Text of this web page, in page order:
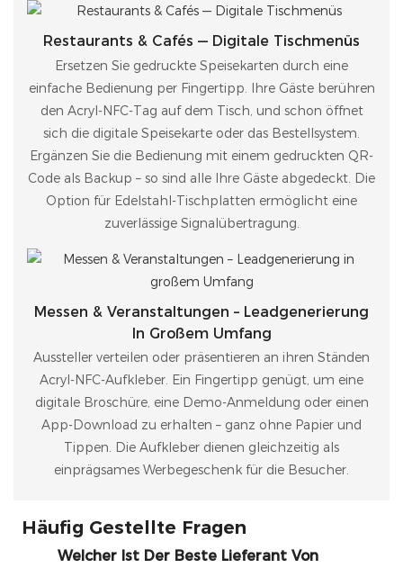
Restaurants & Cafés — Digitale Tischmenüs
Ersetzen Sie gedruckte Speisekarten durch eine
einfache Bedienung per Fingertipp. Ihre Gäste berühren
den Acryl-NFC-Tag auf dem Tisch, und schon öffnet
sich die digitale Speisekarte oder das Bestellsystem.
Ergänzen Sie die Bedienung mit einem gedruckten QR-
Code als Backup – so sind alle Ihre Gäste abgedeckt. Die
Option für Edelstahl-Tischplatten ermöglicht eine
zuverlässige Signalübertragung.
Messen & Veranstaltungen – Leadgenerierung
In Großem Umfang
Aussteller verteilen oder präsentieren an ihren Ständen
Acryl-NFC-Aufkleber. Ein Fingertipp genügt, um eine
digitale Broschüre, eine Demo-Anmeldung oder einen
App-Download zu erhalten – ganz ohne Papier und
Tippen. Die Aufkleber dienen gleichzeitig als
einprägsames Werbegeschenk für die Besucher.
Häufig Gestellte Fragen
Welcher Ist Der Beste Lieferant Von